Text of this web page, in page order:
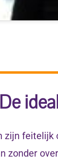
De
zijn feitelijk
zonder